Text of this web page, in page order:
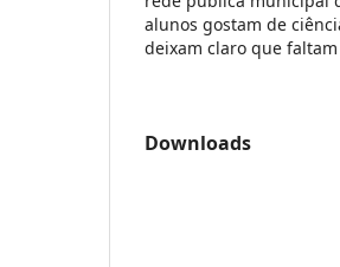
alunos gostam de
deixam claro que
Downloads